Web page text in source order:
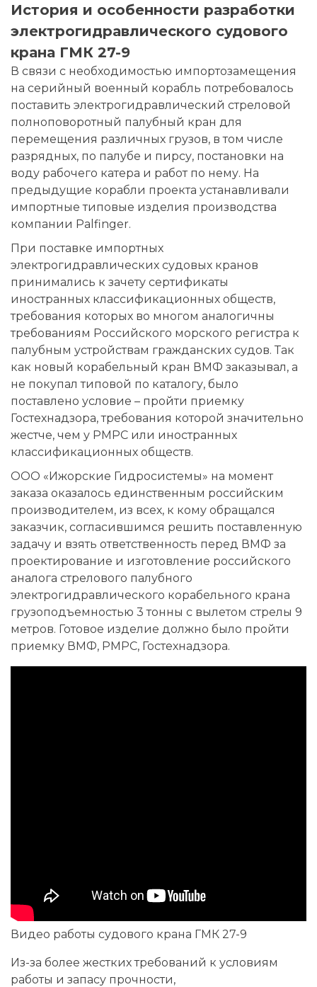
История и особенности разработки
электрогидравлического судового
крана ГМК 27-9
В связи с необходимостью импортозамещения
на серийный военный корабль потребовалось
поставить электрогидравлический стреловой
полноповоротный палубный кран для
перемещения различных грузов, в том числе
разрядных, по палубе и пирсу, постановки на
воду рабочего катера и работ по нему. На
предыдущие корабли проекта устанавливали
импортные типовые изделия производства
компании Palfinger.
При поставке импортных
электрогидравлических судовых кранов
принимались к зачету сертификаты
иностранных классификационных обществ,
требования которых во многом аналогичны
требованиям Российского морского регистра к
палубным устройствам гражданских судов. Так
как новый корабельный кран ВМФ заказывал, а
не покупал типовой по каталогу, было
поставлено условие – пройти приемку
Гостехнадзора, требования которой значительно
жестче, чем у РМРС или иностранных
классификационных обществ.
ООО «Ижорские Гидросистемы» на момент
заказа оказалось единственным российским
производителем, из всех, к кому обращался
заказчик, согласившимся решить поставленную
задачу и взять ответственность перед ВМФ за
проектирование и изготовление российского
аналога стрелового палубного
электрогидравлического корабельного крана
грузоподъемностью 3 тонны с вылетом стрелы 9
метров. Готовое изделие должно было пройти
приемку ВМФ, РМРС, Гостехнадзора.
Видео работы судового крана ГМК 27-9
Из-за более жестких требований к условиям
работы и запасу прочности,